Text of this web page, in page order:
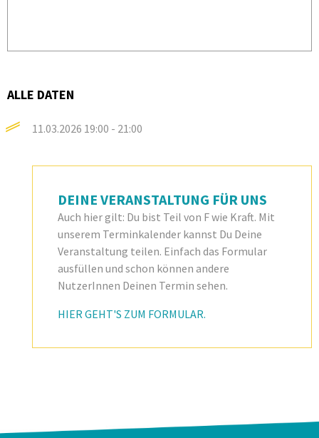
ALLE DATEN
11.03.2026 19:00 - 21:00
DEINE VERANSTALTUNG FÜR UNS
Auch hier gilt: Du bist Teil von F wie Kraft. Mit
unserem Terminkalender kannst Du Deine
Veranstaltung teilen. Einfach das Formular
ausfüllen und schon können andere
NutzerInnen Deinen Termin sehen.
HIER GEHT'S ZUM FORMULAR.